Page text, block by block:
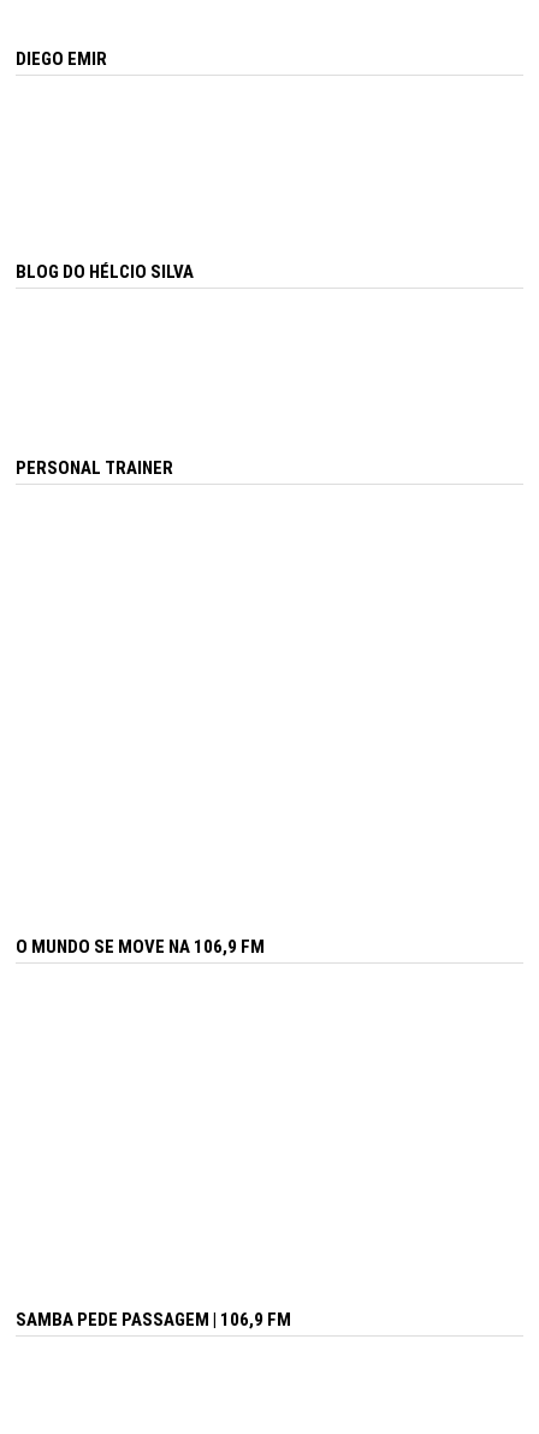
DIEGO EMIR
BLOG DO HÉLCIO SILVA
PERSONAL TRAINER
O MUNDO SE MOVE NA 106,9 FM
SAMBA PEDE PASSAGEM | 106,9 FM